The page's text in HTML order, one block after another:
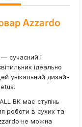
Azzardo
— сучасний і
ідеально
унікальний дизайн
BK має ступінь
роботи в сухих та
не можна